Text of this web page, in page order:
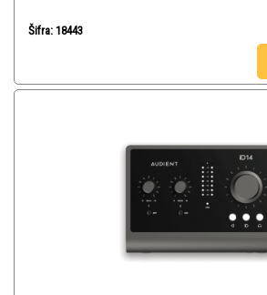
Šifra: 18443